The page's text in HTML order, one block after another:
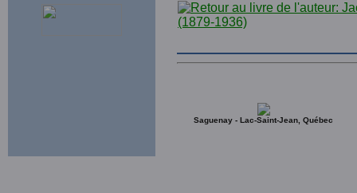
Saguenay - Lac-Saint-Jean, Québec